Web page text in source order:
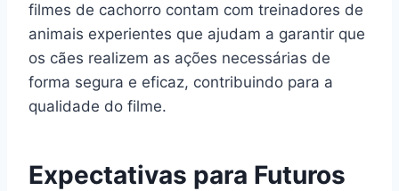
filmes de cachorro contam com treinadores de
animais experientes que ajudam a garantir que
os cães realizem as ações necessárias de
forma segura e eficaz, contribuindo para a
qualidade do filme.
Expectativas para Futuros